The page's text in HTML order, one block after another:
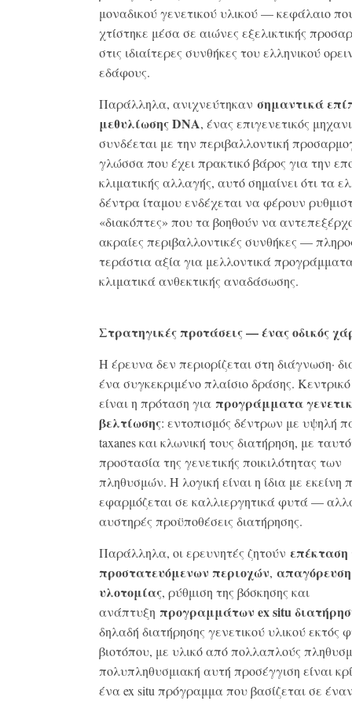
μοναδικού γενετικού υλικού — κεφάλαιο
χτίστηκε μέσα σε αιώνες εξελικτικής
στις ιδιαίτερες συνθήκες του ελληνικού
εδάφους.
Παράλληλα, ανιχνεύτηκαν σημαντικά
μεθυλίωσηςDNA, ένας επιγενετικός
συνδέεται με την περιβαλλοντική
γλώσσα που έχει πρακτικό βάρος για την
κλιματικής αλλαγής, αυτό σημαίνει ότι τα
δέντρα ίταμου ενδέχεται να φέρουν
«διακόπτες» που τα βοηθούν να
ακραίες περιβαλλοντικές συνθήκες —
τεράστια αξία για μελλοντικά
κλιματικά ανθεκτικής αναδάσωσης.
Στρατηγικές προτάσεις — ένας οδικός
Η έρευνα δεν περιορίζεται στη διάγνωση·
ένα συγκεκριμένο πλαίσιο δράσης. Κεντρικό
είναι η πρόταση για προγράμματα
βελτίωσης: εντοπισμός δέντρων με υψηλή
taxanes και κλωνική τους διατήρηση, με
προστασία της γενετικής ποικιλότητας των
πληθυσμών. Η λογική είναι η ίδια με εκείνη
εφαρμόζεται σε καλλιεργητικά φυτά —
αυστηρές προϋποθέσεις διατήρησης.
Παράλληλα, οι ερευνητές ζητούν επέκταση
προστατευόμενων περιοχών, απαγόρευση
υλοτομίας, ρύθμιση της βόσκησης και
ανάπτυξη προγραμμάτων exsitu
δηλαδή διατήρησης γενετικού υλικού εκτός
βιοτόπου, με υλικό από πολλαπλούς
πολυπληθυσμιακή αυτή προσέγγιση είναι
ένα ex situ πρόγραμμα που βασίζεται σε